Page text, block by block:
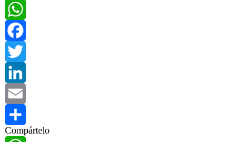
WhatsApp
Facebook
Twitter
LinkedIn
Email
Compartir
Compártelo